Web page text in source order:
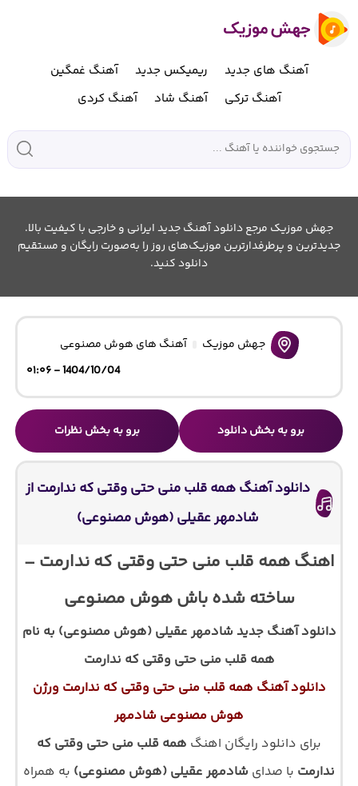
آهنگ های جدید ریمیکس جدید
آهنگ غمگین
آهنگ ترکی
آهنگ شاد آهنگ کردی
جهش موزیک مرجع دانلود آهنگ جدید ایرانی و خارجی با کیفیت بالا.
جدیدترین و پرطرفدارترین موزیک‌های روز را به‌صورت رایگان و مستقیم
دانلود کنید.
جهش موزیک
آهنگ های هوش مصنوعی
1404/10/04 - ۰۱:۰۶
برو به بخش دانلود برو به بخش نظرات
دانلود آهنگ همه قلب منی حتی وقتی که ندارمت از
شادمهر عقیلی (هوش مصنوعی)
اهنگ همه قلب منی حتی وقتی که ندارمت –
ساخته شده باش هوش مصنوعی
دانلود آهنگ جدید شادمهر عقیلی (هوش مصنوعی) به نام
همه قلب منی حتی وقتی که ندارمت
دانلود آهنگ همه قلب منی حتی وقتی که ندارمت ورژن
هوش مصنوعی شادمهر
برای دانلود رایگان اهنگ همه قلب منی حتی وقتی که
ندارمت با صدای شادمهر عقیلی (هوش مصنوعی) به همراه